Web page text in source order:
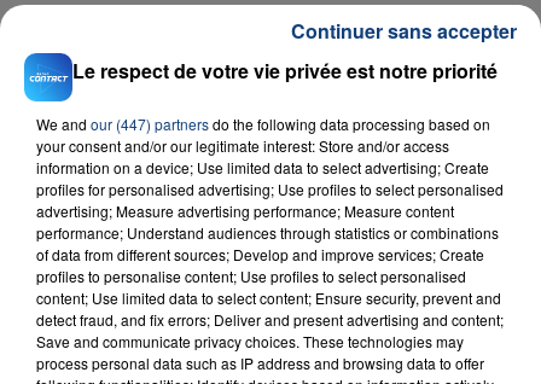
Tous les jours à 5h40, 6h40, 7h40 et 8h40, retrouvez le
#Grand Horoscope sur Contact FM
TITRES DIFFUSÉS
1h14
1h14 1h10
1h10
Le respect de votre vie privée est notre priorité
We and our (447) partnersdo the following data processing based on
your consent and/or our legitimate interest: Store and/or access
information on a device; Use limited data to select advertising; Create
profiles for personalised advertising; Use profiles to select personalised
advertising; Measure advertising performance; Measure content
performance; Understand audiences through statistics or combinations
of data from different sources; Develop and improve services; Create
profiles to personalise content; Use profiles to select personalised
content; Use limited data to select content; Ensure security, prevent and
detect fraud, and fix errors; Deliver and present advertising and content;
Save and communicate privacy choices. These technologies may
process personal data such as IP address and browsing data to offer
Continuer sans accepter